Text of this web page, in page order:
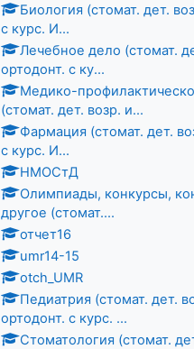
Биология (стомат. дет.
с курс. И...
Лечебное дело (стомат.
ортодонт. с ку...
Медико-
(стомат. дет. возр. и...
Фармация (стомат. дет.
с курс. И...
НМОСтД
Олимпиады, конкурсы,
другое (стомат....
отчет16
umr14-15
otch_UMR
Педиатрия (стомат. дет.
ортодонт. с курс. ...
Стоматология (стомат.